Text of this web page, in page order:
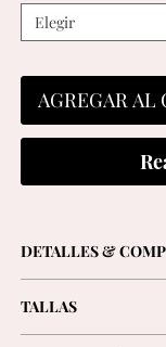
Elegir
AGREGAR AL
DETALLES &
- Pantalón corto con
cordón elástico
TALLAS